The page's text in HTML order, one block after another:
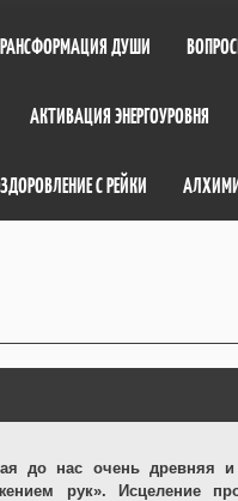
ДУШИ
АКТИВАЦИЯ ЭНЕРГОУРОВНЯ
С РЕЙКИ
до нас очень древняя и
рук». Исцеление